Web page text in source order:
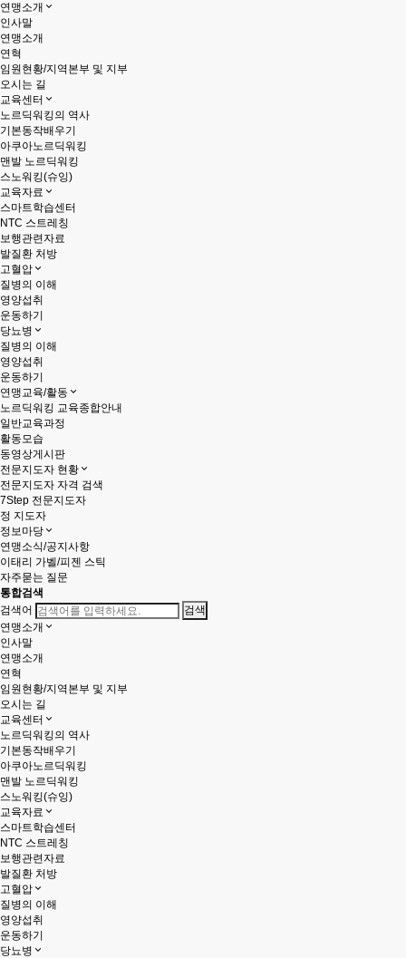
연맹소개
인사말
연맹소개
연혁
임원현황/지역본부 및 지부
오시는 길
교육센터
노르딕워킹의 역사
기본동작배우기
아쿠아노르딕워킹
맨발 노르딕워킹
스노워킹(슈잉)
교육자료
스마트학습센터
NTC 스트레칭
보행관련자료
발질환 처방
고혈압
질병의 이해
영양섭취
운동하기
당뇨병
질병의 이해
영양섭취
운동하기
연맹교육/활동
노르딕워킹 교육종합안내
일반교육과정
활동모습
동영상게시판
전문지도자 현황
전문지도자 자격 검색
7Step 전문지도자
정 지도자
정보마당
연맹소식/공지사항
이태리 가벨/피젠 스틱
자주묻는 질문
통합검색
검색어
연맹소개
인사말
연맹소개
연혁
임원현황/지역본부 및 지부
오시는 길
교육센터
노르딕워킹의 역사
기본동작배우기
아쿠아노르딕워킹
맨발 노르딕워킹
스노워킹(슈잉)
교육자료
스마트학습센터
NTC 스트레칭
보행관련자료
발질환 처방
고혈압
질병의 이해
영양섭취
운동하기
당뇨병